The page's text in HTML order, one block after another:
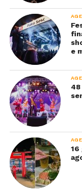
e
16